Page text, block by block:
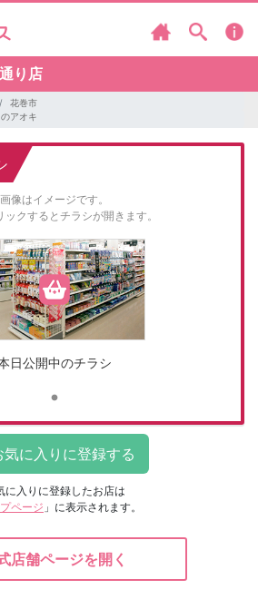
り店
花巻市
アオキ
画像はイメージです。
ックするとチラシが開きます。
日公開中のチラシ
に入りに登録したお店は
ページ 」に表示されます。
店舗ページを開く